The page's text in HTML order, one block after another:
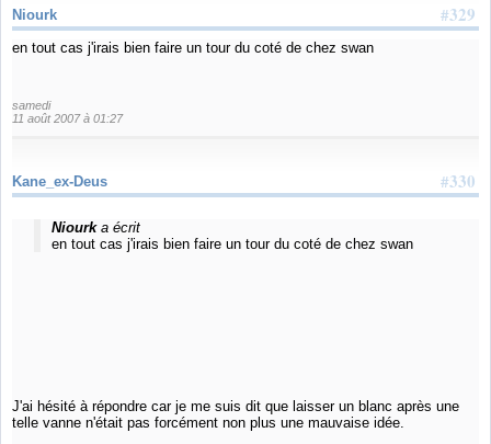
#329
Niourk
en tout cas j'irais bien faire un tour du coté de chez swan
samedi
11 août 2007 à 01:27
#330
Kane_ex-Deus
Niourka écrit
en tout cas j'irais bien faire un tour du coté de chez swan
J'ai hésité à répondre car je me suis dit que laisser un blanc après une
telle vanne n'était pas forcément non plus une mauvaise idée.